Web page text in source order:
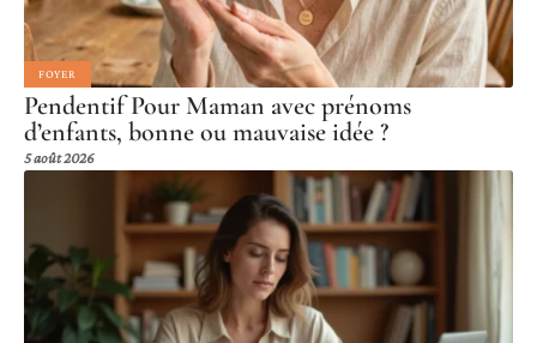
FOYER
Pendentif Pour Maman avec prénoms
d’enfants, bonne ou mauvaise idée ?
5 août 2026